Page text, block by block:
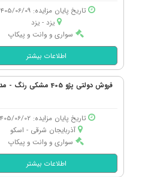
قیمت بازار: 1,570,000,000
فروش دولتی: 942,000,000
فولکس، ID.4 Crozz پیور مدل 2025
قیمت بازار: 6,600,000,000
فروش دولتی:
قیمت بازار: 9,350,000,000
فروش دولتی: 5,610,000,000
پراید، صندوق دار
تاریخ پایان مزایده: 1405/06/09
یزد - یزد
سواری و وانت و پیکاپ
اطلاعات بیشتر
فروش دولتی پژو 405 مشکی رنگ - مدل1382
تاریخ پایان مزایده: 1405/06/02
آذربایجان شرقی - اسكو
سواری و وانت و پیکاپ
اطلاعات بیشتر